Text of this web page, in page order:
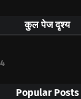
कुल पेज दृश्य
4
Popular Posts